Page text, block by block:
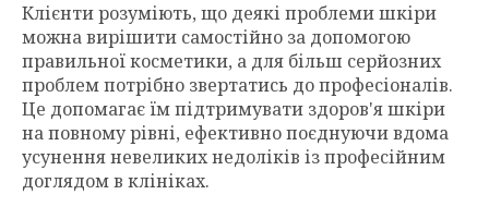
Клієнти розуміють, що деякі проблеми шкіри
можна вирішити самостійно за допомогою
правильної косметики, а для більш серйозних
проблем потрібно звертатись до професіоналів.
Це допомагає їм підтримувати здоров'я шкіри
на повному рівні, ефективно поєднуючи вдома
усунення невеликих недоліків із професійним
доглядом в клініках.